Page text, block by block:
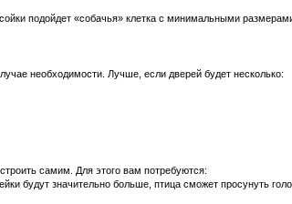
подойдет «собачья» клетка с минимальными
необходимости. Лучше, если дверей будет несколько:
самим. Для этого вам потребуются:
будут значительно больше, птица сможет просунуть